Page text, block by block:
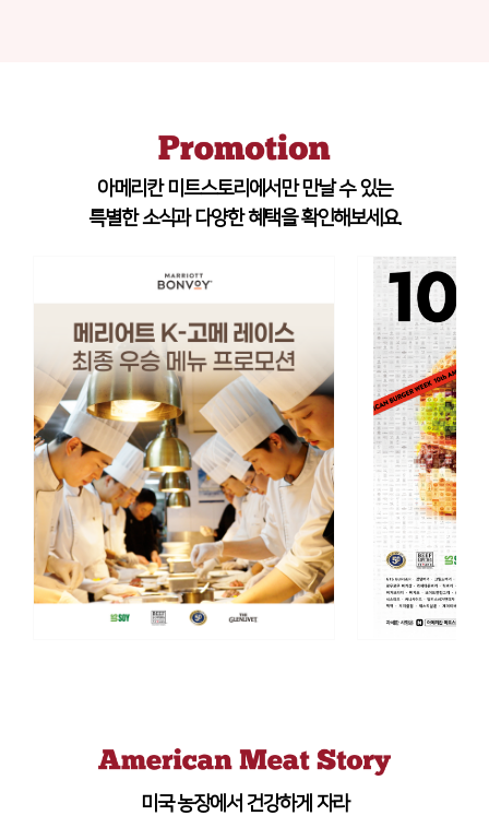
아메리칸 미트스토리에서만 만날 수 있는
특별한 소식과 다양한 혜택을 확인해보세요.
미국 농장에서 건강하게 자라